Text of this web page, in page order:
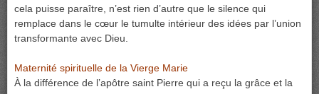
cela puisse paraître, n’est rien d’autre que le silence qui
remplace dans le cœur le tumulte intérieur des idées par l’union
transformante avec Dieu.
Maternité spirituelle de la Vierge Marie
À la différence de l’apôtre saint Pierre qui a reçu la grâce et la